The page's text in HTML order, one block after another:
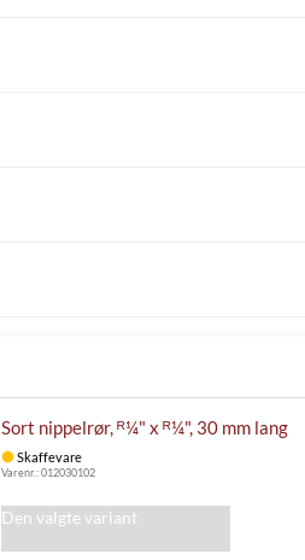
Sort nippelrør, ᴿ¼" x ᴿ¼", 30 mm lang
Skaffevare
Varenr.:012030102
Den valgte variant